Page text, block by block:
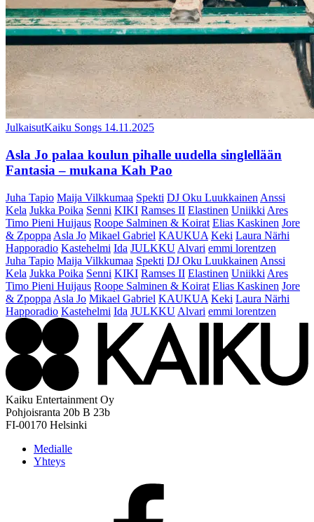
JulkaisutKaiku Songs 14.11.2025
Asla Jo palaa koulun pihalle uudella singlellään
Fantasia – mukana Kah Pao
Juha Tapio Maija Vilkkumaa Spekti DJ Oku Luukkainen Anssi
Kela Jukka Poika Senni KIKI Ramses II Elastinen Uniikki Ares
Timo Pieni Huijaus Roope Salminen & Koirat Elias Kaskinen Jore
& Zpoppa Asla Jo Mikael Gabriel KAUKUA Keki Laura Närhi
Happoradio Kastehelmi Ida JULKKU Alvari emmi lorentzen
Juha Tapio Maija Vilkkumaa Spekti DJ Oku Luukkainen Anssi
Kela Jukka Poika Senni KIKI Ramses II Elastinen Uniikki Ares
Timo Pieni Huijaus Roope Salminen & Koirat Elias Kaskinen Jore
& Zpoppa Asla Jo Mikael Gabriel KAUKUA Keki Laura Närhi
Happoradio Kastehelmi Ida JULKKU Alvari emmi lorentzen
Kaiku Entertainment Oy
Pohjoisranta 20b B 23b
FI-00170 Helsinki
Medialle
Yhteys